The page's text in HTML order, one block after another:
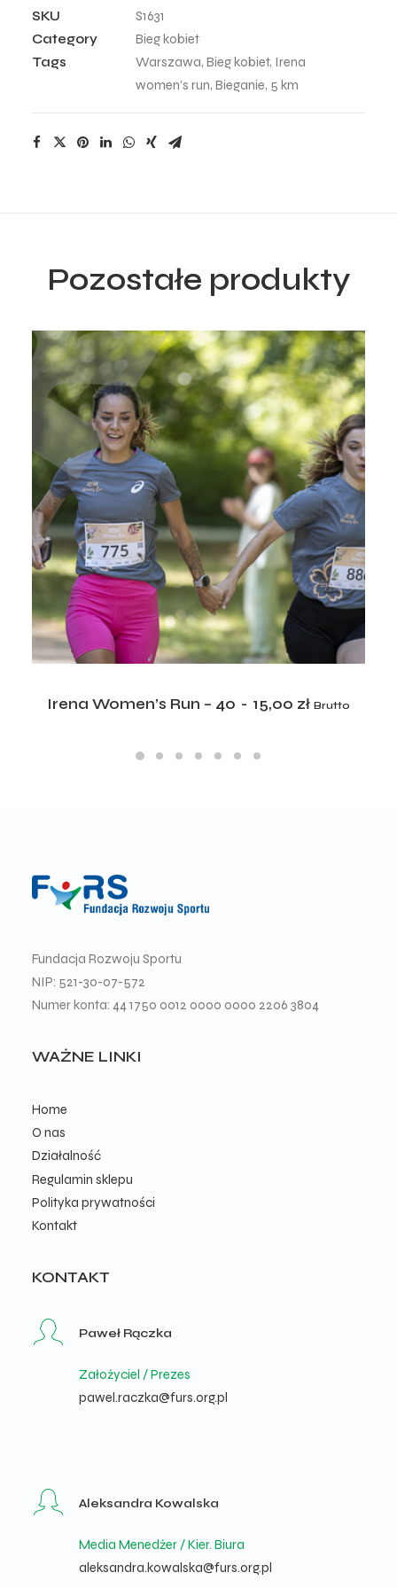
-
26
quantity
SKU
S1631
Category
Bieg kobiet
Tags
Warszawa, Bieg kobiet, Irena
women’s run, Bieganie, 5 km
Pozostałe produkty
ADD TO CART
Irena Women’s Run – 40 15,00 zł Brutto
Fundacja Rozwoju Sportu
NIP: 521-30-07-572
Numer konta: 44 1750 0012 0000 0000 2206 3804
WAŻNE LINKI
Home
O nas
Działalność
Regulamin sklepu
Polityka prywatności
Kontakt
KONTAKT
Paweł Rączka
Założyciel / Prezes
pawel.raczka@furs.org.pl
Aleksandra Kowalska
Media Menedżer / Kier. Biura
aleksandra.kowalska@furs.org.pl